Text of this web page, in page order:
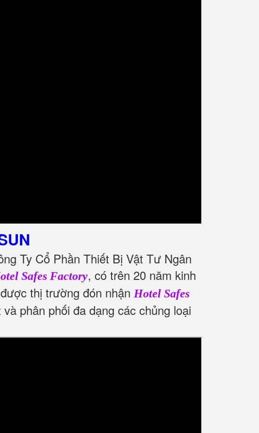
Ty Cổ Phần Thiết Bị Vật Tư Ngân
Safes Factory, có trên 20 năm kinh
thị trường đón nhận Hotel Safes
phân phối đa dạng các chủng loại